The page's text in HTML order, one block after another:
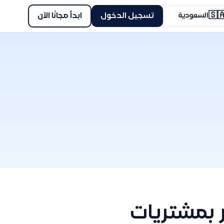
السعودية تسجيل الدخول ابدأ مجانًا الآن
بمشتريات